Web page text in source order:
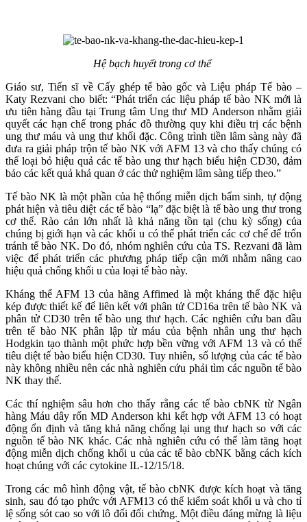
Hệ bạch huyết trong cơ thể
Giáo sư, Tiến sĩ về Cấy ghép tế bào gốc và Liệu pháp Tế bào –
Katy Rezvani cho biết: “Phát triển các liệu pháp tế bào NK mới là
ưu tiên hàng đầu tại Trung tâm Ung thư MD Anderson nhằm giải
quyết các hạn chế trong phác đồ thường quy khi điều trị các bệnh
ung thư máu và ung thư khối đặc. Công trình tiền lâm sàng này đã
đưa ra giải pháp trộn tế bào NK với AFM 13 và cho thấy chúng có
thể loại bỏ hiệu quả các tế bào ung thư hạch biểu hiện CD30, đảm
bảo các kết quả khả quan ở các thử nghiệm lâm sàng tiếp theo.”
Tế bào NK là một phần của hệ thống miễn dịch bẩm sinh, tự động
phát hiện và tiêu diệt các tế bào “lạ” đặc biệt là tế bào ung thư trong
cơ thể. Rào cản lớn nhất là khả năng tồn tại (chu kỳ sống) của
chúng bị giới hạn và các khối u có thể phát triển các cơ chế để trốn
tránh tế bào NK. Do đó, nhóm nghiên cứu của TS. Rezvani đã làm
việc để phát triển các phương pháp tiếp cận mới nhằm nâng cao
hiệu quả chống khối u của loại tế bào này.
Kháng thể AFM 13 của hãng Affimed là một kháng thể đặc hiệu
kép được thiết kế để liên kết với phân tử CD16a trên tế bào NK và
phân tử CD30 trên tế bào ung thư hạch. Các nghiên cứu ban đầu
trên tế bào NK phân lập từ máu của bệnh nhân ung thư hạch
Hodgkin tạo thành một phức hợp bền vững với AFM 13 và có thể
tiêu diệt tế bào biểu hiện CD30. Tuy nhiên, số lượng của các tế bào
này không nhiều nên các nhà nghiên cứu phải tìm các nguồn tế bào
NK thay thế.
Các thí nghiệm sâu hơn cho thấy rằng các tế bào cbNK từ Ngân
hàng Máu dây rốn MD Anderson khi kết hợp với AFM 13 có hoạt
động ổn định và tăng khả năng chống lại ung thư hạch so với các
nguồn tế bào NK khác. Các nhà nghiên cứu có thể làm tăng hoạt
động miễn dịch chống khối u của các tế bào cbNK bằng cách kích
hoạt chúng với các cytokine IL-12/15/18.
Trong các mô hình động vật, tế bào cbNK được kích hoạt và tăng
sinh, sau đó tạo phức với AFM13 có thể kiểm soát khối u và cho tỉ
lệ sống sót cao so với lô đối đối chứng. Một điều đáng mừng là liệu